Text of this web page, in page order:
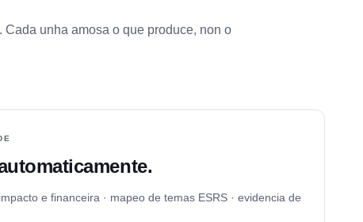
Cada unha amosa o que produce, non o
e financeira · mapeo de temas ESRS · evidencia de